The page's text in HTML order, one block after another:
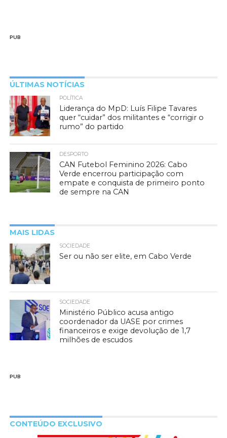
PUB
ÚLTIMAS NOTÍCIAS
POLÍTICA
Liderança do MpD: Luís Filipe Tavares
quer “cuidar” dos militantes e “corrigir o
rumo” do partido
DESPORTO
CAN Futebol Feminino 2026: Cabo
Verde encerrou participação com
empate e conquista de primeiro ponto
de sempre na CAN
MAIS LIDAS
SOCIEDADE
Ser ou não ser elite, em Cabo Verde
SOCIEDADE
Ministério Público acusa antigo
coordenador da UASE por crimes
financeiros e exige devolução de 1,7
milhões de escudos
PUB
CONTEÚDO EXCLUSIVO